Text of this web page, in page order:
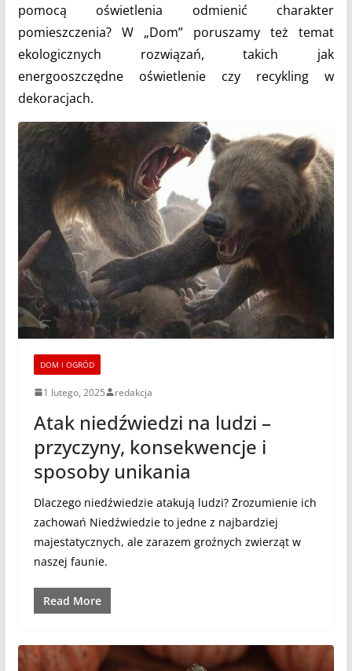
pomocą oświetlenia odmienić charakter
pomieszczenia? W „Dom” poruszamy też temat
ekologicznych rozwiązań, takich jak
energooszczędne oświetlenie czy recykling w
dekoracjach.
DOM I OGRÓD
1 lutego, 2025 redakcja
Atak niedźwiedzi na ludzi –
przyczyny, konsekwencje i
sposoby unikania
Dlaczego niedźwiedzie atakują ludzi? Zrozumienie ich
zachowań Niedźwiedzie to jedne z najbardziej
majestatycznych, ale zarazem groźnych zwierząt w
naszej faunie.
Read More